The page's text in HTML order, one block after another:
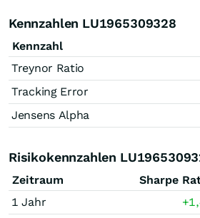
Kennzahlen LU1965309328
Kennzahl
Treynor Ratio
Tracking Error
Jensens Alpha
Risikokennzahlen
Zeitraum Sharpe
1 Jahr